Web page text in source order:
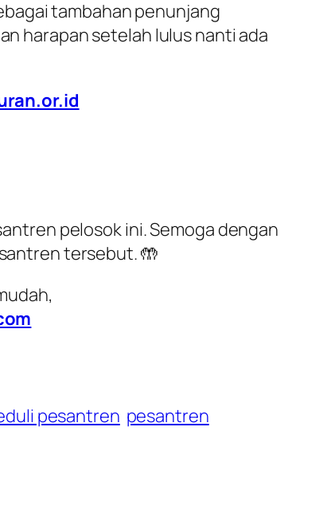
tambahan penunjang
harapan setelah lulus nanti ada
pelosok ini. Semoga dengan
tersebut. 🤲
pesantren pesantren